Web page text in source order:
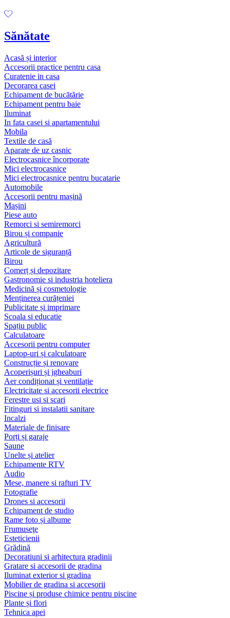
Sănătate
Acasă și interior
Accesorii practice pentru casa
Curatenie in casa
Decorarea casei
Echipament de bucătărie
Echipament pentru baie
Iluminat
In fata casei si apartamentului
Mobila
Textile de casă
Aparate de uz casnic
Electrocasnice încorporate
Mici electrocasnice
Mici electrocasnice pentru bucatarie
Automobile
Accesorii pentru mașină
Mașini
Piese auto
Remorci si semiremorci
Birou și companie
Agricultură
Articole de siguranță
Birou
Comerț și depozitare
Gastronomie si industria hoteliera
Medicină și cosmetologie
Menținerea curățeniei
Publicitate și imprimare
Scoala si educatie
Spațiu public
Calculatoare
Accesorii pentru computer
Laptop-uri și calculatoare
Construcție și renovare
Acoperișuri și jgheaburi
Aer condiționat și ventilație
Electricitate si accesorii electrice
Ferestre usi si scari
Fitinguri si instalatii sanitare
Incalzi
Materiale de finisare
Porți și garaje
Saune
Unelte și atelier
Echipamente RTV
Audio
Mese, manere si rafturi TV
Fotografie
Drones si accesorii
Echipament de studio
Rame foto și albume
Frumuseţe
Esteticienii
Grădină
Decoratiuni si arhitectura gradinii
Gratare si accesorii de gradina
Iluminat exterior si gradina
Mobilier de gradina si accesorii
Piscine și produse chimice pentru piscine
Plante și flori
Tehnica apei